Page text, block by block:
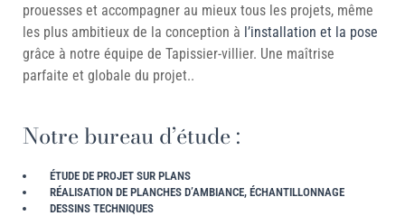
prouesses et accompagner au mieux tous les projets, même
les plus ambitieux de la conception à l’installation et la pose
grâce à notre équipe de Tapissier-villier. Une maîtrise
parfaite et globale du projet..
Notre bureau d’étude :
ÉTUDE DE PROJET SUR PLANS
RÉALISATION DE PLANCHES D’AMBIANCE, ÉCHANTILLONNAGE
DESSINS TECHNIQUES